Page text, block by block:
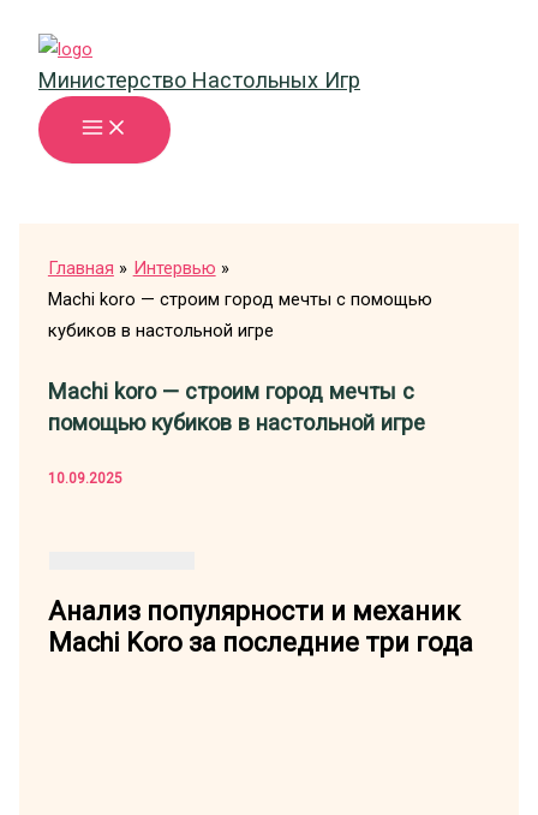
содержимому
Министерство Настольных Игр
Главная
Интервью
Machi koro — строим город мечты с помощью
кубиков в настольной игре
Machi koro — строим город мечты с
помощью кубиков в настольной игре
10.09.2025
Анализ популярности и механик
Machi Koro за последние три года